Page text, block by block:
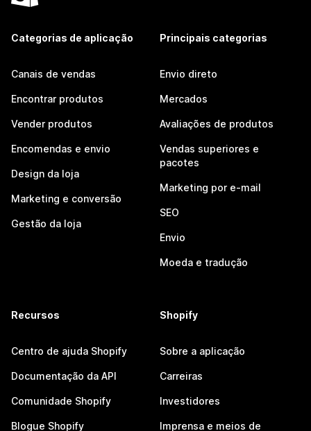
Categorias de aplicação
Canais de vendas
Encontrar produtos
Vender produtos
Encomendas e envio
Design da loja
Marketing e conversão
Gestão da loja
Principais categorias
Envio direto
Mercados
Avaliações de produtos
Vendas superiores e
pacotes
Marketing por e-mail
SEO
Envio
Moeda e tradução
Recursos
Centro de ajuda Shopify
Documentação da API
Comunidade Shopify
Blogue Shopify
Shopify
Sobre a aplicação
Carreiras
Investidores
Imprensa e meios de